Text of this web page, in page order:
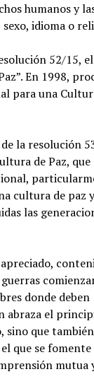
humanos y
idioma o
52/15,
En 1998,
para una
la resolución
de Paz,
cultura de paz
las
donde deben
abraza el
sino que
que se fomente
mutua